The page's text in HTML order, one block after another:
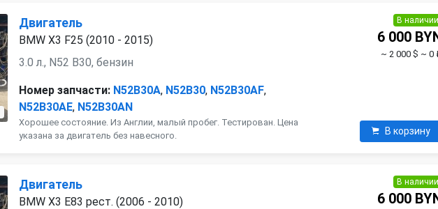
Двигатель
BMW X3 F25 (2010 - 2015)
3.0 л., N52 B30, бензин
Номер запчасти: N52B30A, N52B30, N52B30AF,
N52B30AE, N52B30AN
Хорошее состояние. Из Англии, малый пробег. Тестирован. Цена
указана за двигатель без навесного.
В наличии
6 000
~ 2 000 $ ~ 0
В корзину
Двигатель
BMW X3 E83 рест. (2006 - 2010)
В наличии
6 000